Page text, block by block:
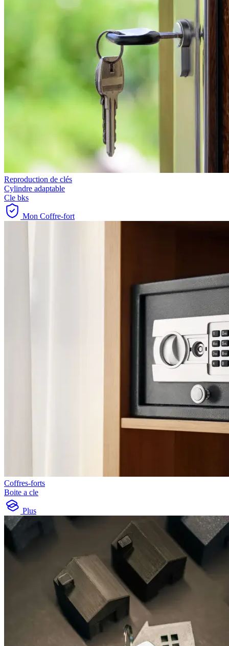
Reproduction de clés
Cylindre adaptable
Cle bks
Mon Coffre-fort
Coffres-forts
Boite a cle
Plus